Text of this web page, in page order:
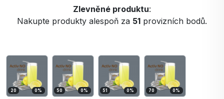
Zlevněné produktu:
Nakupte produkty alespoň za 51 provizních bodů.
20 0% 50 0% 51 0% 70 0%